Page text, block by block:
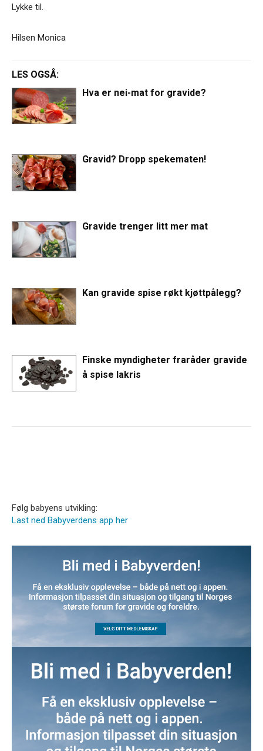
Lykke til.
Hilsen Monica
LES OGSÅ:
Hva er nei-mat for gravide?
Gravid? Dropp spekematen!
Gravide trenger litt mer mat
Kan gravide spise røkt kjøttpålegg?
Finske myndigheter fraråder gravide
å spise lakris
Følg babyens utvikling:
Last ned Babyverdens app her